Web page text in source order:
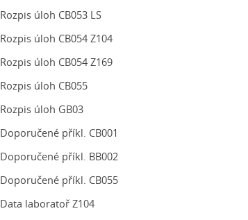
Rozpis úloh CB053 LS
Rozpis úloh CB054 Z104
Rozpis úloh CB054 Z169
Rozpis úloh CB055
Rozpis úloh GB03
Doporučené příkl. CB001
Doporučené příkl. BB002
Doporučené příkl. CB055
Data laboratoř Z104